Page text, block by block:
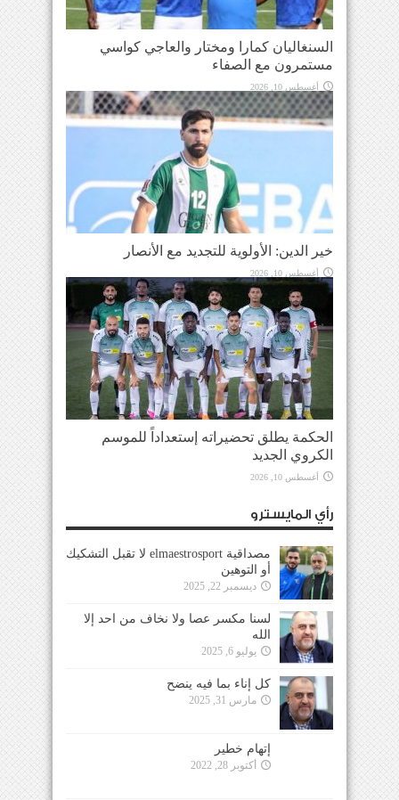
السنغاليان كمارا ومختار والعاجي كواسي
مستمرون مع الصفاء
أغسطس 10, 2026
خير الدين: الأولوية للتجديد مع الأنصار
أغسطس 10, 2026
الحكمة يطلق تحضيراته إستعداداً للموسم
الكروي الجديد
أغسطس 10, 2026
رأي المايسترو
مصداقية elmaestrosport لا تقبل التشكيك
أو التوهين
ديسمبر 22, 2025
لسنا مكسر عصا ولا نخاف من احد إلا
الله
يوليو 6, 2025
كل إناء بما فيه ينضح
مارس 31, 2025
إتهام خطير
أكتوبر 28, 2022